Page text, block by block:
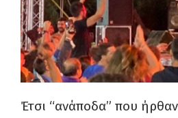
Έτσι “ανάποδα” που